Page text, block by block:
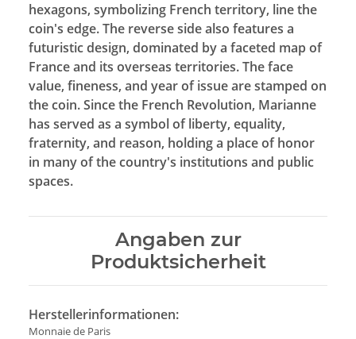
hexagons, symbolizing French territory, line the
coin's edge.The reverse side also features a
futuristic design, dominated by a faceted map of
France and its overseas territories.The face
value, fineness, and year of issue are stamped on
the coin.Since the French Revolution, Marianne
has served as a symbol of liberty, equality,
fraternity, and reason, holding a place of honor
in many of the country's institutions and public
spaces.
Angaben zur
Produktsicherheit
Herstellerinformationen:
Monnaie de Paris